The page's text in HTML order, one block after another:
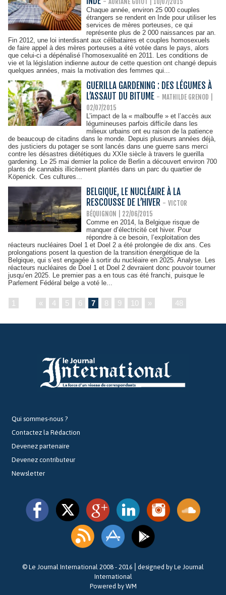
Chaque année, environ 25 000 couples
étrangers se rendent en Inde pour utiliser les
services de mères porteuses, ce qui
représente plus de 2 000 naissances par an.
Fin 2012, une loi interdisant aux célibataires et couples homosexuels
de faire appel à des mères porteuses a été votée dans le pays, alors
que celui-ci a dépénalisé l’homosexualité en 2011. Les conditions de
vie et la législation indienne autour de cette question ont changé depuis
quelques années, mais la motivation des femmes qui...
GUERILLA GARDENING : DES LÉGUMES À
L’ASSAUT DU BITUME - MATHILDE GRENOD
02/07/2015
L’impact de la « malbouffe » et l’accès aux
légumineuses parfois difficile dans les
milieux urbains ont eu raison de la patience
de beaucoup de citadins dans le monde. Depuis plusieurs années déjà,
des justiciers du potager se sont lancés dans une guerre sans merci
contre les désastres diététiques du XXIe siècle à travers le guerilla
gardening. Le 25 mai dernier la police de Berlin a découvert environ 700
plants de cannabis illicitement plantés dans un parc du quartier de
Köpenick. Ces cultures...
BELGIQUE, LE NUCLÉAIRE À LA
RESCOUSSE DE L’HIVER - VICTOR
BÉQUIGNON | 22/06/2015
Comme en 2014, la Belgique risque de
manquer d’électricité cet hiver. Pour
répondre à ce besoin, l’exploitation des
réacteurs nucléaires Doel 1 et Doel 2 a été prolongée de dix ans. Ces
prolongations posent la question de la transition énergétique de la
Belgique, qui s’est engagée à sortir du nucléaire en 2025. Analyse. Les
réacteurs nucléaires de Doel 1 et Doel 2 devraient donc pouvoir tourner
jusqu’en 2025. Le premier pas a en tous cas été franchi, puisque le
Parlement Fédéral belge a voté le...
1 « 4 5 6 7 8 9 10 » 48
Qui sommes-nous ?
Contactez la Rédaction
Devenez partenaire
Devenez contributeur
Newsletter
© Le Journal International 2008 - 2016⎪designed by Le Journal
International
Powered by WM